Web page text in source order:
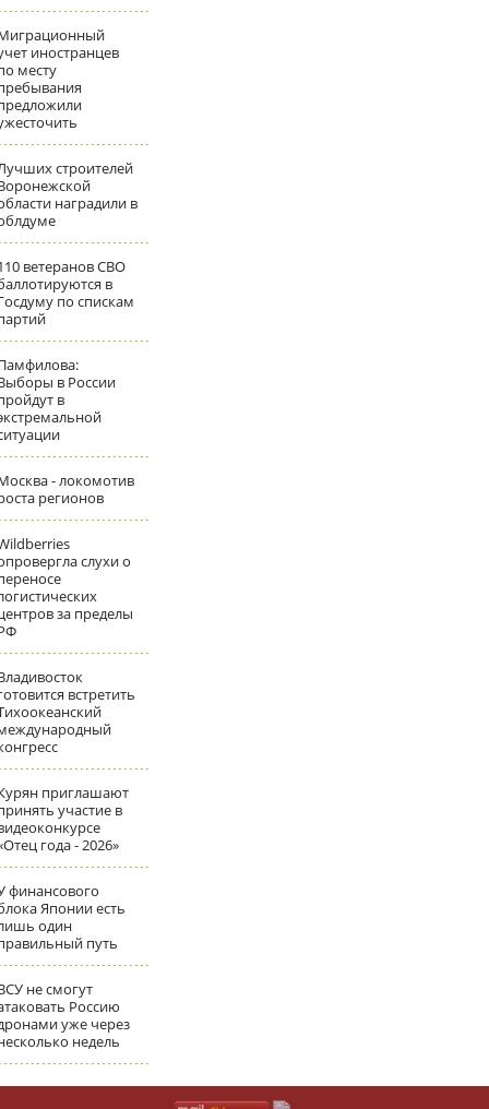
иностранцев
месту
строителей
наградили в
ветеранов СВО
в
по спискам
в России
в
- локомотив
регионов
слухи о
за пределы
встретить
приглашают
участие в
года - 2026»
финансового
Японии есть
один
путь
не смогут
Россию
уже через
недель